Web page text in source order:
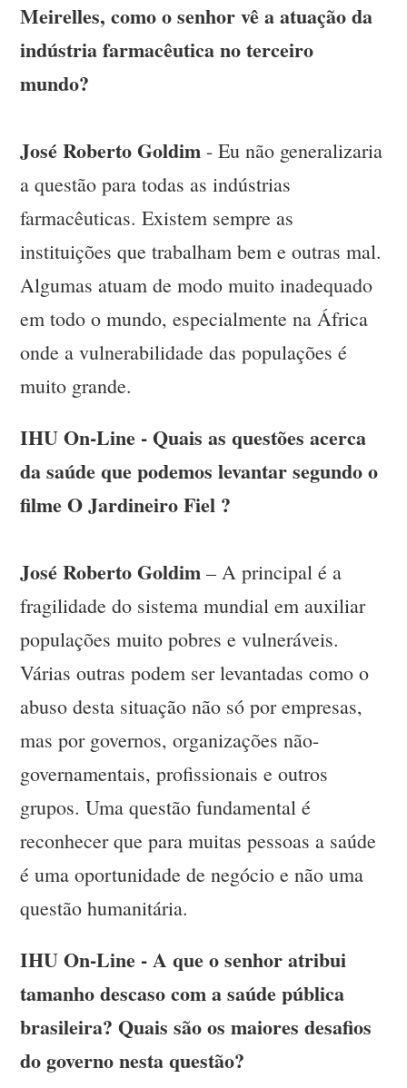
Meirelles, como o senhor vê a atuação da
indústria farmacêutica no terceiro
mundo?
José Roberto Goldim - Eu não generalizaria
a questão para todas as indústrias
farmacêuticas. Existem sempre as
instituições que trabalham bem e outras mal.
Algumas atuam de modo muito inadequado
em todo o mundo, especialmente na África
onde a vulnerabilidade das populações é
muito grande.
IHU On-Line - Quais as questões acerca
da saúde que podemos levantar segundo o
filme O Jardineiro Fiel ?
José Roberto Goldim – A principal é a
fragilidade do sistema mundial em auxiliar
populações muito pobres e vulneráveis.
Várias outras podem ser levantadas como o
abuso desta situação não só por empresas,
mas por governos, organizações não-
governamentais, profissionais e outros
grupos. Uma questão fundamental é
reconhecer que para muitas pessoas a saúde
é uma oportunidade de negócio e não uma
questão humanitária.
IHU On-Line - A que o senhor atribui
tamanho descaso com a saúde pública
brasileira? Quais são os maiores desafios
do governo nesta questão?